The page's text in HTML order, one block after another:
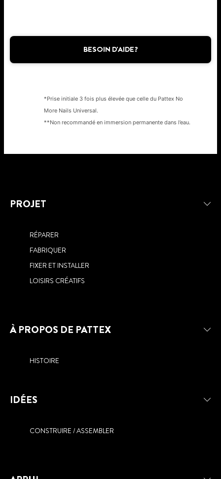
BESOIN D'AIDE?
*Prise initiale 3 fois plus élevée que celle du Pattex No
More Nails Universal.
**Non recommandé en immersion permanente dans l’eau.
PROJET
RÉPARER
FABRIQUER
FIXER ET INSTALLER
LOISIRS CRÉATIFS
À PROPOS DE PATTEX
HISTOIRE
IDÉES
CONSTRUIRE / ASSEMBLER